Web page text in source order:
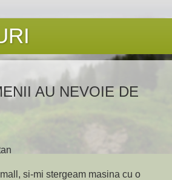
AU NEVOIE DE
si-mi stergeam masina cu o